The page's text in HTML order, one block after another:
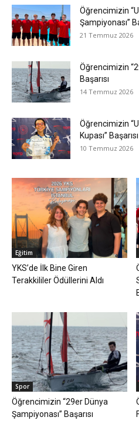
Öğrencimizin
Şampiyonası”
21 Temmuz 2026
Öğrencimizin
Başarısı
14 Temmuz 2026
Öğrencimizin
Kupası” Başarısı
10 Temmuz 2026
Eğitim
YKS’de İlk Bine Giren
Terakkililer Ödüllerini Aldı
Spor
Öğrencimizin “29er Dünya
Şampiyonası” Başarısı